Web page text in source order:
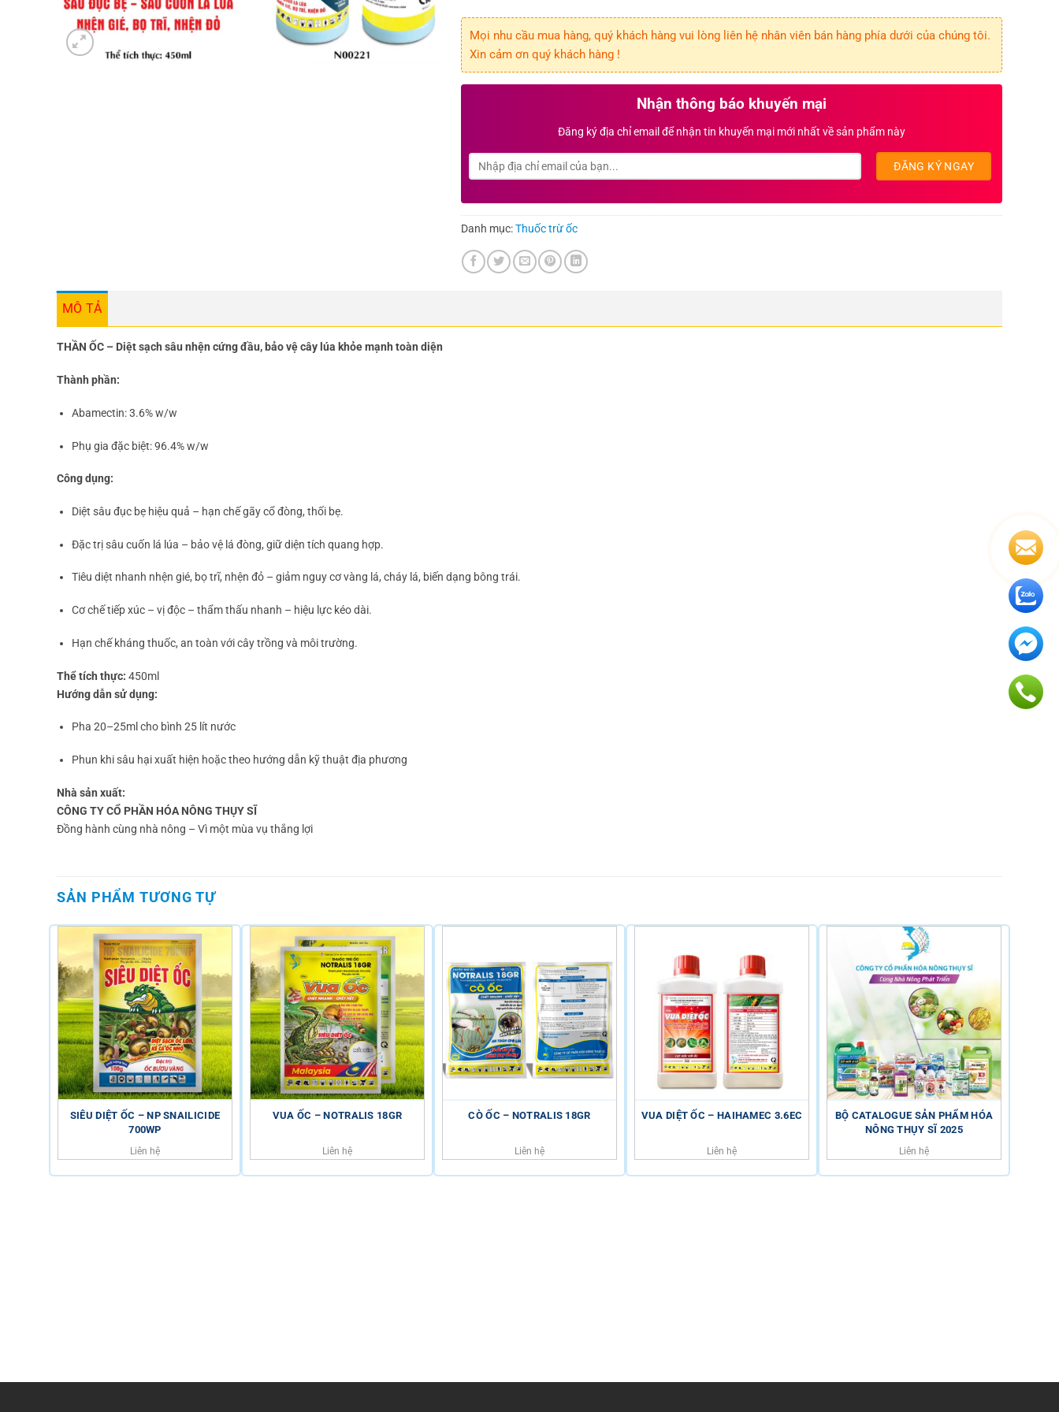
Mọi nhu cầu mua hàng, quý khách hàng vui lòng liên hệ nhân viên bán hàng phía dưới của chúng tôi.
Xin cảm ơn quý khách hàng !
Nhận thông báo khuyến mại
Đăng ký địa chỉ email để nhận tin khuyến mại mới nhất về sản phẩm này
Danh mục:Thuốc trừ ốc
MÔ TẢ
THẦN ỐC – Diệt sạch sâu nhện cứng đầu, bảo vệ cây lúa khỏe mạnh toàn diện
Thành phần:
Abamectin: 3.6% w/w
Phụ gia đặc biệt: 96.4% w/w
Công dụng:
Diệt sâu đục bẹ hiệu quả – hạn chế gãy cổ đòng, thối bẹ.
Đặc trị sâu cuốn lá lúa – bảo vệ lá đòng, giữ diện tích quang hợp.
Tiêu diệt nhanh nhện gié, bọ trĩ, nhện đỏ – giảm nguy cơ vàng lá, cháy lá, biến dạng bông trái.
Cơ chế tiếp xúc – vị độc – thẩm thấu nhanh – hiệu lực kéo dài.
Hạn chế kháng thuốc, an toàn với cây trồng và môi trường.
Thể tích thực: 450ml
Hướng dẫn sử dụng:
Pha 20–25ml cho bình 25 lít nước
Phun khi sâu hại xuất hiện hoặc theo hướng dẫn kỹ thuật địa phương
Nhà sản xuất:
CÔNG TY CỔ PHẦN HÓA NÔNG THỤY SĨ
Đồng hành cùng nhà nông – Vì một mùa vụ thắng lợi
SẢN PHẨM TƯƠNG TỰ
SIÊU DIỆT ỐC – NP SNAILICIDE
700WP
Liên hệ
VUA ỐC – NOTRALIS 18GR
Liên hệ
CÒ ỐC – NOTRALIS 18GR
Liên hệ
VUA DIỆT ỐC – HAIHAMEC 3.6EC
Liên hệ
BỘ CATALOGUE SẢN PHẨM HÓA
NÔNG THỤY SĨ 2025
Liên hệ